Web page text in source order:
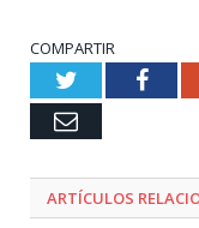
COMPARTIR
Twitter
Email
ARTÍCULOS